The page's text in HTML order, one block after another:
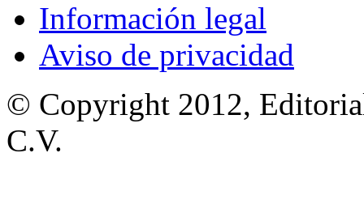
Información legal
Aviso de privacidad
© Copyright 2012,
C.V.